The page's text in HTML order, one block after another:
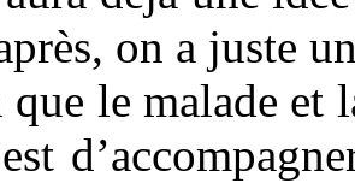
on a juste
le malade et